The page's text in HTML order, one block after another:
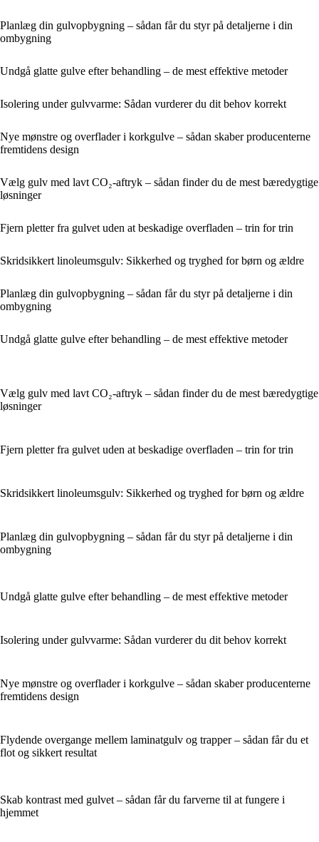
Planlæg din gulvopbygning – sådan får du styr på detaljerne i din
ombygning
Undgå glatte gulve efter behandling – de mest effektive metoder
Isolering under gulvvarme: Sådan vurderer du dit behov korrekt
Nye mønstre og overflader i korkgulve – sådan skaber producenterne
fremtidens design
Vælg gulv med lavt CO₂-aftryk – sådan finder du de mest bæredygtige
løsninger
Fjern pletter fra gulvet uden at beskadige overfladen – trin for trin
Skridsikkert linoleumsgulv: Sikkerhed og tryghed for børn og ældre
Planlæg din gulvopbygning – sådan får du styr på detaljerne i din
ombygning
Undgå glatte gulve efter behandling – de mest effektive metoder
Vælg gulv med lavt CO₂-aftryk – sådan finder du de mest bæredygtige
løsninger
Fjern pletter fra gulvet uden at beskadige overfladen – trin for trin
Skridsikkert linoleumsgulv: Sikkerhed og tryghed for børn og ældre
Planlæg din gulvopbygning – sådan får du styr på detaljerne i din
ombygning
Undgå glatte gulve efter behandling – de mest effektive metoder
Isolering under gulvvarme: Sådan vurderer du dit behov korrekt
Nye mønstre og overflader i korkgulve – sådan skaber producenterne
fremtidens design
Flydende overgange mellem laminatgulv og trapper – sådan får du et
flot og sikkert resultat
Skab kontrast med gulvet – sådan får du farverne til at fungere i
hjemmet